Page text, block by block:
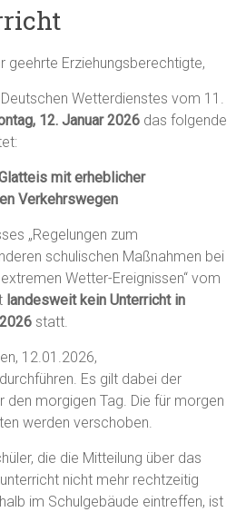
geehrte Erziehungsberechtigte,
Wetterdienstes vom 11.
12. Januar 2026 das folgende
mit erheblicher
Verkehrswegen
„Regelungen zum
schulischen Maßnahmen bei
Wetter-Ereignissen“ vom
landesweit kein Unterricht in
statt.
12.01.2026,
durchführen. Es gilt dabei der
den morgigen Tag. Die für morgen
werden verschoben.
die die Mitteilung über das
nicht mehr rechtzeitig
im Schulgebäude eintreffen, ist